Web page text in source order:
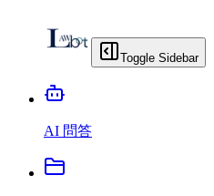
Toggle Sidebar
AI 問答